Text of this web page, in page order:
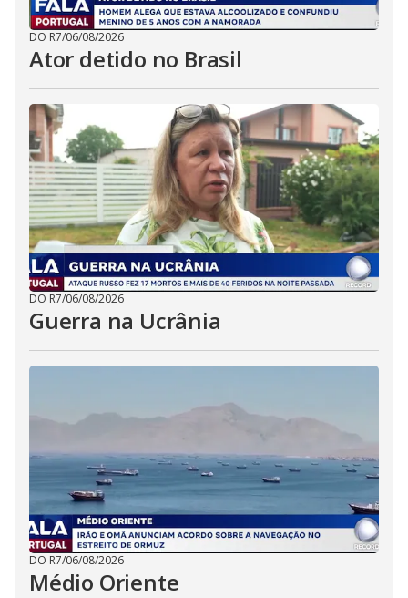
DO R7/06/08/2026
Ator detido no Brasil
DO R7/06/08/2026
Guerra na Ucrânia
DO R7/06/08/2026
Médio Oriente